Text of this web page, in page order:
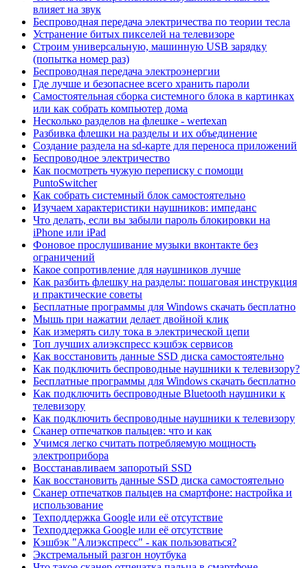
влияет на звук
Беспроводная передача электричества по теории тесла
Устранение битых пикселей на телевизоре
Строим универсальную, машинную USB зарядку
(попытка номер раз)
Беспроводная передача электроэнергии
Где лучше и безопаснее всего хранить пароли
Самостоятельная сборка системного блока в картинках
или как собрать компьютер дома
Несколько разделов на флешке - wertexan
Разбивка флешки на разделы и их объединение
Создание раздела на sd-карте для переноса приложений
Беспроводное электричество
Как посмотреть чужую переписку с помощи
PuntoSwitcher
Как собрать системный блок самостоятельно
Изучаем характеристики наушников: импеданс
Что делать, если вы забыли пароль блокировки на
iPhone или iPad
Фоновое прослушивание музыки вконтакте без
ограничений
Какое сопротивление для наушников лучше
Как разбить флешку на разделы: пошаговая инструкция
и практические советы
Бесплатные программы для Windows скачать бесплатно
Мышь при нажатии делает двойной клик
Как измерять силу тока в электрической цепи
Топ лучших алиэкспресс кэшбэк сервисов
Как восстановить данные SSD диска самостоятельно
Как подключить беспроводные наушники к телевизору?
Бесплатные программы для Windows скачать бесплатно
Как подключить беспроводные Bluetooth наушники к
телевизору
Как подключить беспроводные наушники к телевизору
Сканер отпечатков пальцев: что и как
Учимся легко считать потребляемую мощность
электроприбора
Восстанавливаем запоротый SSD
Как восстановить данные SSD диска самостоятельно
Сканер отпечатков пальцев на смартфоне: настройка и
использование
Техподдержка Google или её отсутствие
Техподдержка Google или её отсутствие
Кэшбэк "Алиэкспресс" - как пользоваться?
Экстремальный разгон ноутбука